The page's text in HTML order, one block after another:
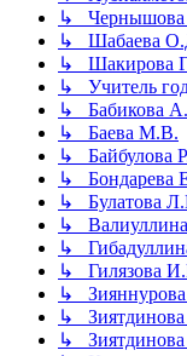
↳
↳ Шабаева
↳ Шакирова
↳ Учитель
↳ Бабикова
↳ Баева М.В.
↳ Байбулова
↳ Бондарева
↳ Булатова
↳ Валиуллина
↳
↳ Гилязова
↳ Зияннурова
↳
↳